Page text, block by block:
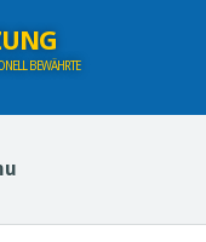
BEWÄHRTE